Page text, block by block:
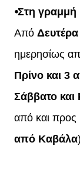
⦁Στη
Από
ημερησίως
Πρίνο και 3
Σάββατο και
από και προς
από Καβάλα